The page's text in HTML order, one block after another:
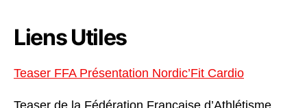
Liens Utiles
Teaser FFA Présentation Nordic’Fit Cardio
Teaser de la Fédération Française d’Athlétisme